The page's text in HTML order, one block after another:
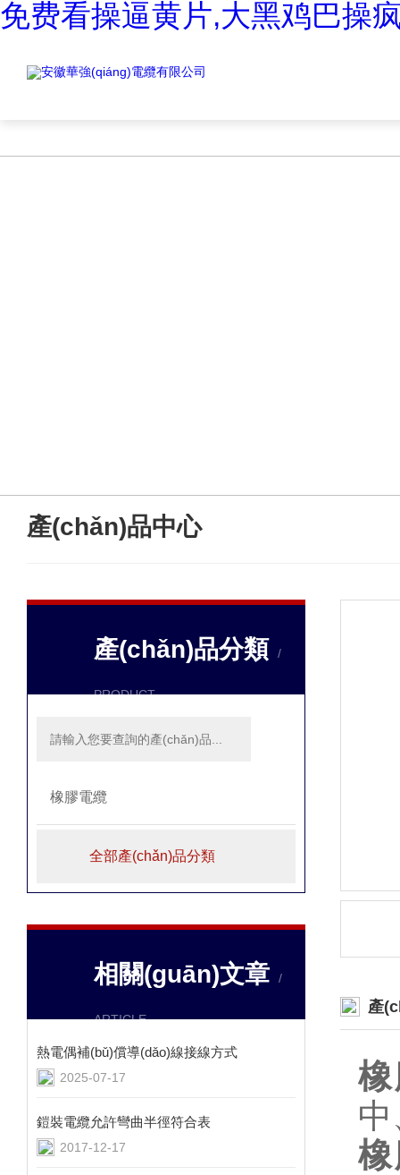
免费看操逼黄片,大黑鸡巴操
產(chǎn)品中心
產(chǎn)品分類 /
PRODUCT
橡膠電纜
全部產(chǎn)品分類
相關(guān)文章 /
ARTICLE
熱電偶補(bǔ)償導(dǎo)線接線方式
2025-07-17
鎧裝電纜允許彎曲半徑符合表
2017-12-17
產
中